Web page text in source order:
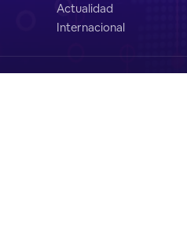
Actualidad
Internacional